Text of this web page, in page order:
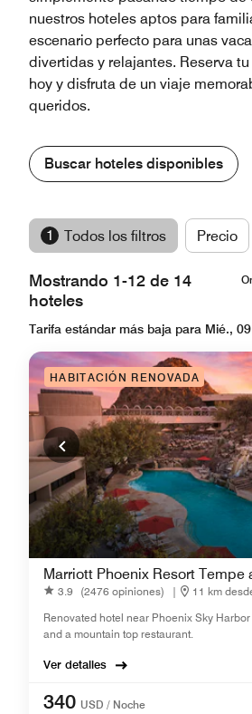
nuestros hoteles aptos para
escenario perfecto para unas
divertidas y relajantes. Reserva
hoy y disfruta de un viaje
queridos.
Buscar hoteles disponibles
1 Todos los filtros Precio
Mostrando 1-12 de 14
hoteles
Tarifa estándar más baja para Mié.,
HABITACIÓN RENOVADA
Marriott Phoenix Resort Tempe
3.9 (2476 opiniones) |
11 km
Renovated hotel near Phoenix Sky
and a mountain top restaurant.
Ver detalles
340 USD / Noche